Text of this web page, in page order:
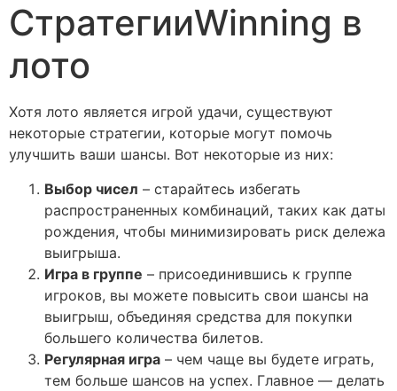
СтратегииWinning в
лото
Хотя лото является игрой удачи, существуют
некоторые стратегии, которые могут помочь
улучшить ваши шансы. Вот некоторые из них:
Выбор чисел – старайтесь избегать
распространенных комбинаций, таких как даты
рождения, чтобы минимизировать риск дележа
выигрыша.
Игра в группе – присоединившись к группе
игроков, вы можете повысить свои шансы на
выигрыш, объединяя средства для покупки
большего количества билетов.
Регулярная игра – чем чаще вы будете играть,
тем больше шансов на успех. Главное — делать